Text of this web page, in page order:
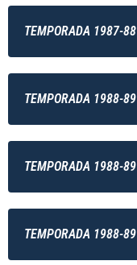
TEMPORADA 1987-88
TEMPORADA 1988-89
TEMPORADA 1988-89
TEMPORADA 1988-89